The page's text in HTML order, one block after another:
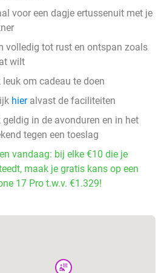
voor een dagje ertussenuit met je
volledig tot rust en ontspan zoals
wilt
leuk om cadeau te doen
hieralvast de faciliteiten
geldig in de avonduren en in het
tegen een toeslag
vandaag: bij elke €10 die je
maak je gratis kans op een
17 Pro t.w.v. €1.329!
wellness